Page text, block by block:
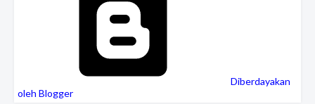
Diberdayakan
oleh Blogger